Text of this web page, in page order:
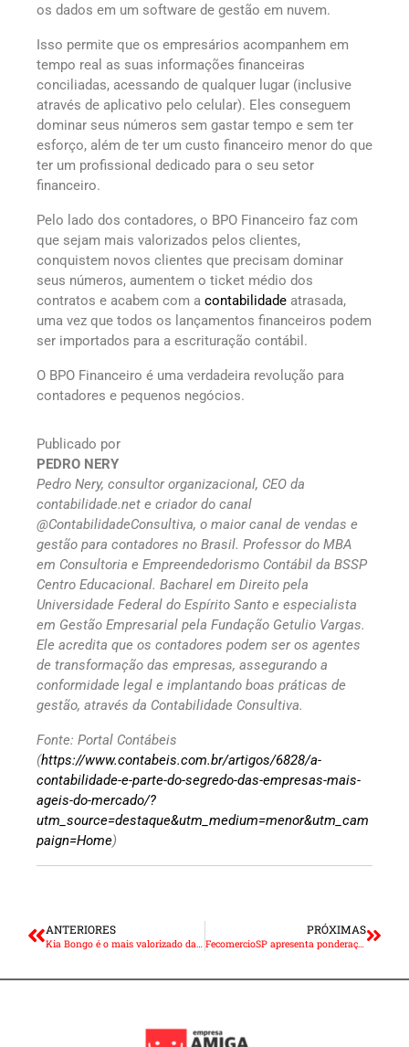
os dados em um software de gestão em nuvem.
Isso permite que os empresários acompanhem em
tempo real as suas informações financeiras
conciliadas, acessando de qualquer lugar (inclusive
através de aplicativo pelo celular). Eles conseguem
dominar seus números sem gastar tempo e sem ter
esforço, além de ter um custo financeiro menor do que
ter um profissional dedicado para o seu setor
financeiro.
Pelo lado dos contadores, o BPO Financeiro faz com
que sejam mais valorizados pelos clientes,
conquistem novos clientes que precisam dominar
seus números, aumentem o ticket médio dos
contratos e acabem com a contabilidade atrasada,
uma vez que todos os lançamentos financeiros podem
ser importados para a escrituração contábil.
O BPO Financeiro é uma verdadeira revolução para
contadores e pequenos negócios.
Publicado por
PEDRO NERY
Pedro Nery, consultor organizacional, CEO da
contabilidade.net e criador do canal
@ContabilidadeConsultiva, o maior canal de vendas e
gestão para contadores no Brasil. Professor do MBA
em Consultoria e Empreendedorismo Contábil da BSSP
Centro Educacional. Bacharel em Direito pela
Universidade Federal do Espírito Santo e especialista
em Gestão Empresarial pela Fundação Getulio Vargas.
Ele acredita que os contadores podem ser os agentes
de transformação das empresas, assegurando a
conformidade legal e implantando boas práticas de
gestão, através da Contabilidade Consultiva.
Fonte: Portal Contábeis
(https://www.contabeis.com.br/artigos/6828/a-
contabilidade-e-parte-do-segredo-das-empresas-mais-
ageis-do-mercado/?
utm_source=destaque&utm_medium=menor&utm_cam
paign=Home)
ANTERIORES PRÓXIMAS
FecomercioSP apresenta ponderações sobre Reforma Tributária